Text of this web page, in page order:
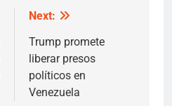
Next:
Trump promete
liberar presos
políticos en
Venezuela